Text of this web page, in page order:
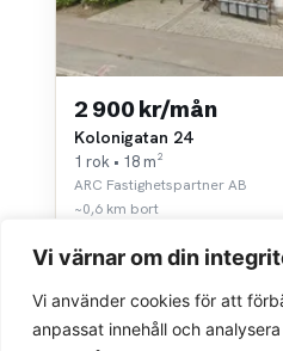
Vi värnar om din
Vi använder cookies för att
anpassat innehåll och
2 900 kr/mån
Kolonigatan 24
1 rok • 18 m²
ARC Fastighetspartner AB
~0,6 km bort